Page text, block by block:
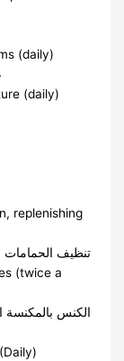
(daily)
(daily)
replenishing
تنظيف الحمامات
(twice a
الكنس بالمكنسة